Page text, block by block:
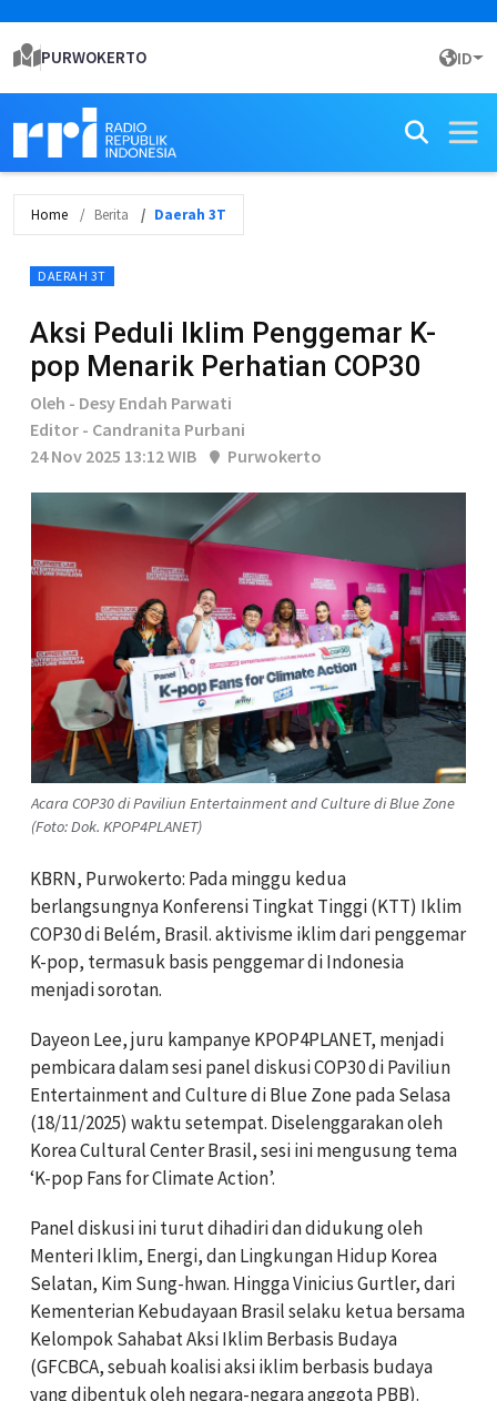
PURWOKERTO ID
Home Berita Daerah 3T
DAERAH 3T
Aksi Peduli Iklim Penggemar K-
pop Menarik Perhatian COP30
Oleh - Desy Endah Parwati
Editor - Candranita Purbani
24 Nov 2025 13:12 WIB
Purwokerto
Acara COP30 di Paviliun Entertainment and Culture di Blue Zone
(Foto: Dok. KPOP4PLANET)
KBRN, Purwokerto: Pada minggu kedua
berlangsungnya Konferensi Tingkat Tinggi (KTT) Iklim
COP30 di Belém, Brasil. aktivisme iklim dari penggemar
K-pop, termasuk basis penggemar di Indonesia
menjadi sorotan.
Dayeon Lee, juru kampanye KPOP4PLANET, menjadi
pembicara dalam sesi panel diskusi COP30 di Paviliun
Entertainment and Culture di Blue Zone pada Selasa
(18/11/2025) waktu setempat. Diselenggarakan oleh
Korea Cultural Center Brasil, sesi ini mengusung tema
‘K-pop Fans for Climate Action’.
Panel diskusi ini turut dihadiri dan didukung oleh
Menteri Iklim, Energi, dan Lingkungan Hidup Korea
Selatan, Kim Sung-hwan. Hingga Vinicius Gurtler, dari
Kementerian Kebudayaan Brasil selaku ketua bersama
Kelompok Sahabat Aksi Iklim Berbasis Budaya
(GFCBCA, sebuah koalisi aksi iklim berbasis budaya
yang dibentuk oleh negara-negara anggota PBB).